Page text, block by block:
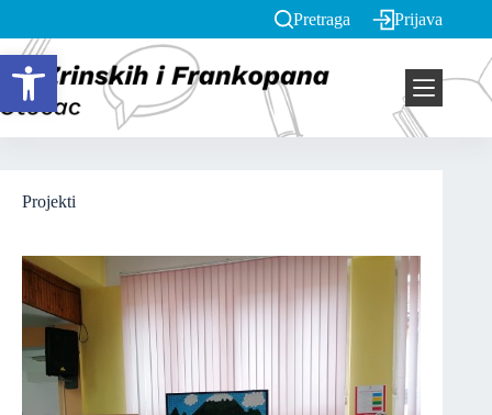
Open toolbar
Pretraga Prijava
Projekti